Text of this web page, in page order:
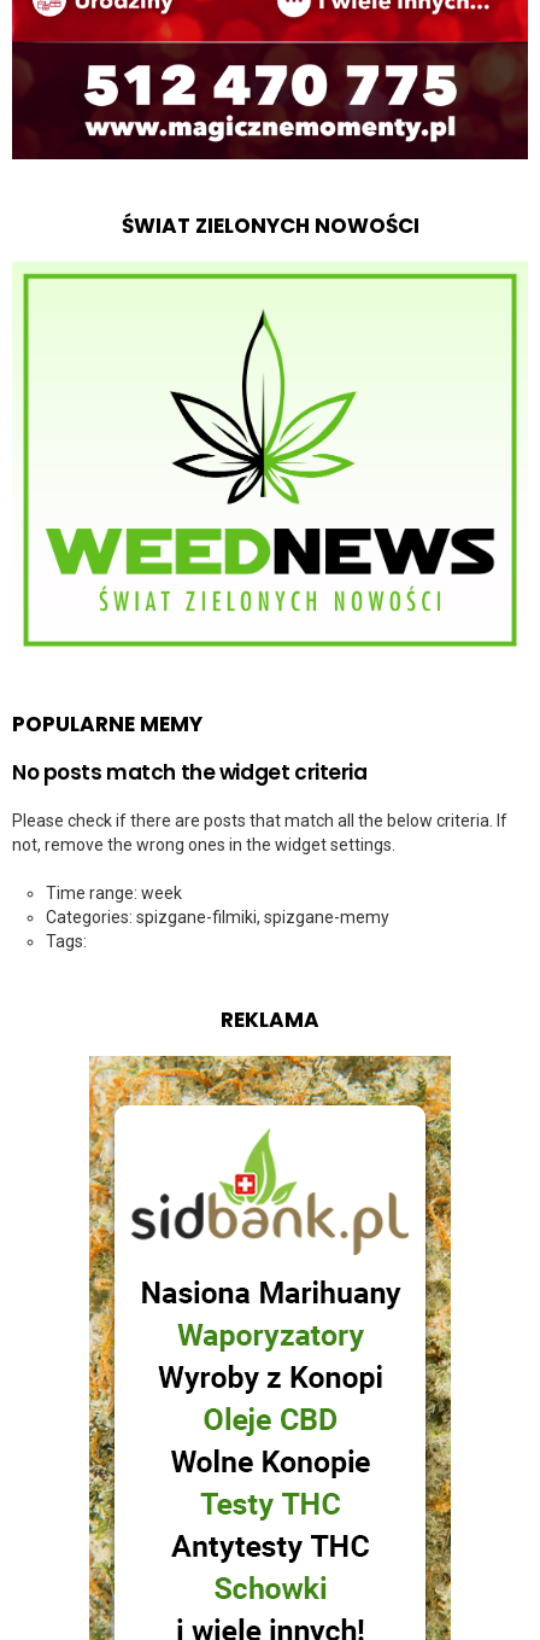
ŚWIAT ZIELONYCH NOWOŚCI
POPULARNE MEMY
No posts match the widget criteria
Please check if there are posts that match all the below criteria. If
not, remove the wrong ones in the widget settings.
Time range: week
Categories: spizgane-filmiki, spizgane-memy
Tags:
REKLAMA